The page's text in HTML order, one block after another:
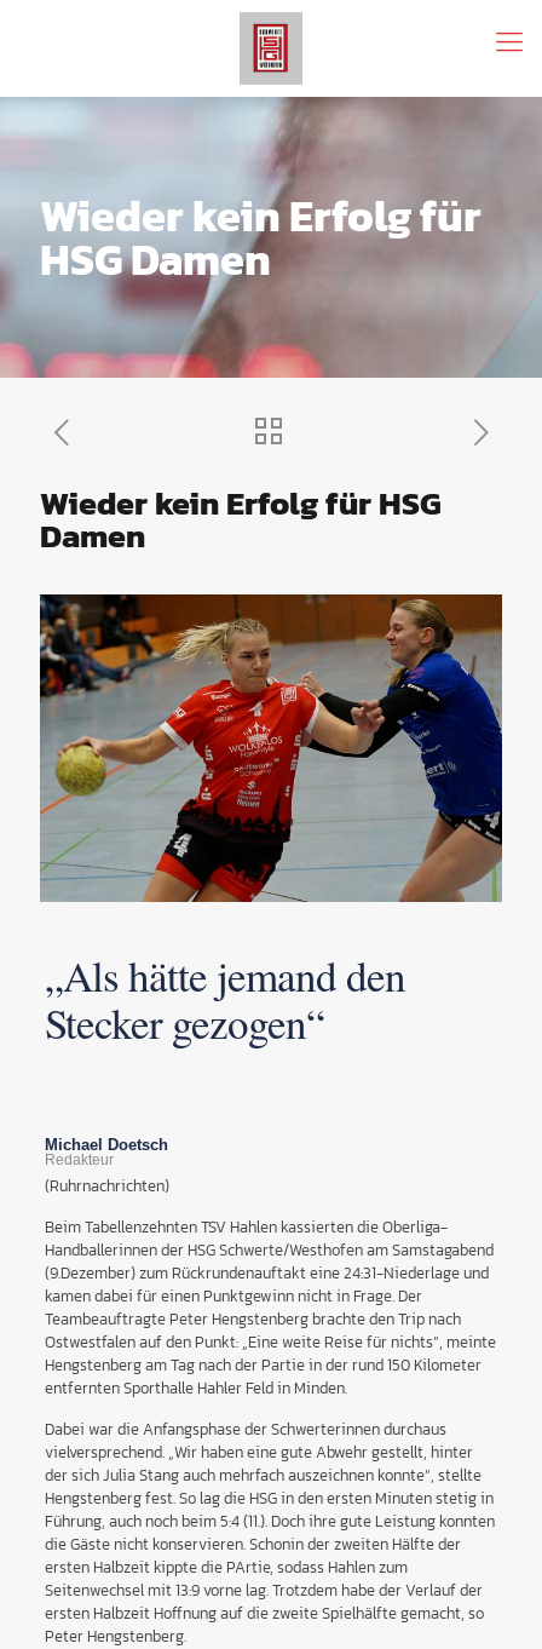
Wieder kein Erfolg für
HSG Damen
Wieder kein Erfolg für HSG
Damen
„Als hätte jemand den
Stecker gezogen“
Michael Doetsch
Redakteur
(Ruhrnachrichten)
Beim Tabellenzehnten TSV Hahlen kassierten die Oberliga-
Handballerinnen der HSG Schwerte/Westhofen am Samstagabend
(9.Dezember) zum Rückrundenauftakt eine 24:31-Niederlage und
kamen dabei für einen Punktgewinn nicht in Frage. Der
Teambeauftragte Peter Hengstenberg brachte den Trip nach
Ostwestfalen auf den Punkt: „Eine weite Reise für nichts“, meinte
Hengstenberg am Tag nach der Partie in der rund 150 Kilometer
entfernten Sporthalle Hahler Feld in Minden.
Dabei war die Anfangsphase der Schwerterinnen durchaus
vielversprechend. „Wir haben eine gute Abwehr gestellt, hinter
der sich Julia Stang auch mehrfach auszeichnen konnte“, stellte
Hengstenberg fest. So lag die HSG in den ersten Minuten stetig in
Führung, auch noch beim 5:4 (11.). Doch ihre gute Leistung konnten
die Gäste nicht konservieren. Schonin der zweiten Hälfte der
ersten Halbzeit kippte die PArtie, sodass Hahlen zum
Seitenwechsel mit 13:9 vorne lag. Trotzdem habe der Verlauf der
ersten Halbzeit Hoffnung auf die zweite Spielhälfte gemacht, so
Peter Hengstenberg.